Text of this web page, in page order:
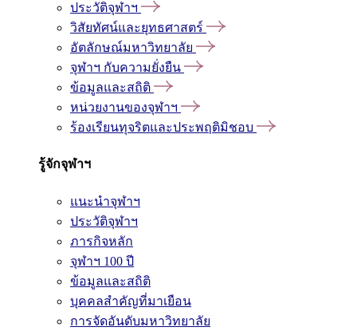
ประวัติจุฬาฯ
วิสัยทัศน์และยุทธศาสตร์
อัตลักษณ์มหาวิทยาลัย
จุฬาฯ กับความยั่งยืน
ข้อมูลและสถิติ
หน่วยงานของจุฬาฯ
ร้องเรียนทุจริตและประพฤติมิชอบ
รู้จักจุฬาฯ
แนะนำจุฬาฯ
ประวัติจุฬาฯ
ภารกิจหลัก
จุฬาฯ 100 ปี
ข้อมูลและสถิติ
บุคคลสำคัญที่มาเยือน
การจัดอันดับมหาวิทยาลัย